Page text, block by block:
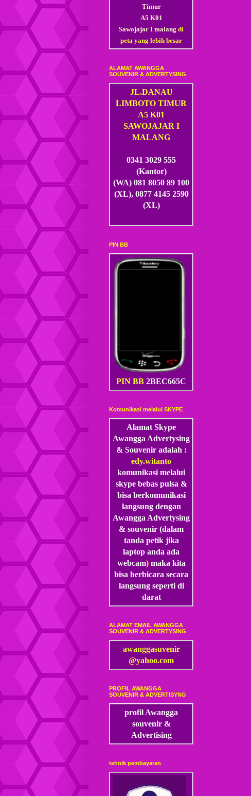
Timur
A5 K01
Sawojajar I malang di
peta yang lebih besar
ALAMAT AWANGGA
SOUVENIR & ADVERTYSING
JL.DANAU
LIMBOTO TIMUR
A5 K01
SAWOJAJAR I
MALANG
0341 3029 555
(Kantor)
(WA) 081 8050 89 100
(XL), 0877 4145 2590
(XL)
PIN BB
PIN BB 2BEC665C
Komunikasi melalui SKYPE
Alamat Skype
Awangga Advertysing
& Souvenir adalah :
edy.witanto
komunikasi melalui
skype bebas pulsa &
bisa berkomunikasi
langsung dengan
Awangga Advertysing
& souvenir (dalam
tanda petik jika
laptop anda ada
webcam) maka kita
bisa berbicara secara
langsung seperti di
darat
ALAMAT EMAIL AWANGGA
SOUVENIR & ADVERTYSING
awanggasuvenir
@yahoo.com
PROFIL AWANGGA
SOUVENIR & ADVERTISYNG
profil Awangga
souvenir &
Advertising
tehnik pembayaran